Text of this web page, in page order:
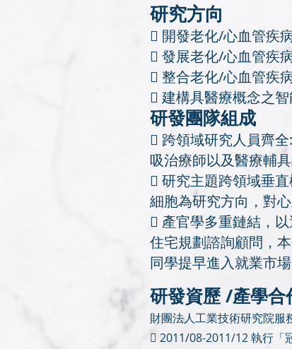
研究方向
 開發老化/心血管疾
 發展老化/心血管疾
 整合老化/心血管疾
 建構具醫療概念之
研發團隊組成
 跨領域研究人員齊
吸治療師以及醫療輔
 研究主題跨領域垂
細胞為研究方向，對
 產官學多重鏈結，
住宅規劃諮詢顧問，
同學提早進入就業市場
研發資歷 /產學合
財團法人工業技術研究院服
 2011/08-2011/12 執行「